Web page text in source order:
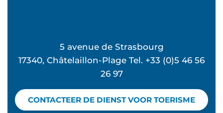
5 avenue de Strasbourg
17340, Châtelaillon-Plage Tel. +33 (0)5 46 56
26 97
CONTACTEER DE DIENST VOOR TOERISME